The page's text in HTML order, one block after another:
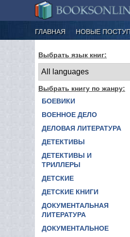
ГЛАВНАЯ НОВЫЕ
Выбрать язык книг:
Выбрать книгу по жанру:
БОЕВИКИ
ВОЕННОЕ ДЕЛО
ДЕЛОВАЯ ЛИТЕРАТУРА
ДЕТЕКТИВЫ
ДЕТЕКТИВЫ И
ТРИЛЛЕРЫ
ДЕТСКИЕ
ДЕТСКИЕ КНИГИ
ДОКУМЕНТАЛЬНАЯ
ЛИТЕРАТУРА
ДОКУМЕНТАЛЬНОЕ